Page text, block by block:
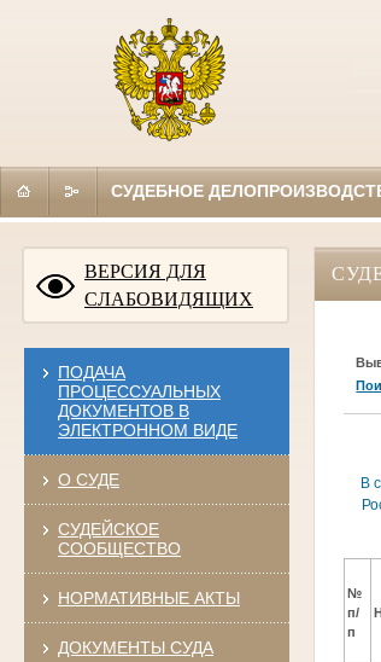
СУДЕБНОЕ
ВЕРСИЯ ДЛЯ
СЛАБОВИДЯЩИХ
ПОДАЧА
ПРОЦЕССУАЛЬНЫХ
ДОКУМЕНТОВ В
ЭЛЕКТРОННОМ ВИДЕ
О СУДЕ
СУДЕЙСКОЕ
СООБЩЕСТВО
НОРМАТИВНЫЕ АКТЫ
ДОКУМЕНТЫ СУДА
В
№
п/
п